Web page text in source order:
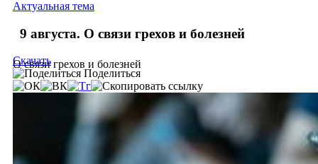
Актуальная тема
9 августа. О связи грехов и болезней
О связи грехов и болезней
Скачать
Поделиться